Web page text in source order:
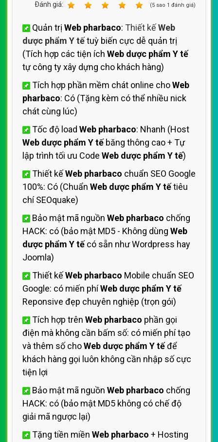
Ðánh giá:
(5 sao 1 đánh giá)
Quản trị Web pharbaco: Thiết kếWeb
dược phẩm Y tếtuỳ biến cực dễ quản trị
(Tích hợp các tiện ích Web dược phẩm Y tế
tự công ty xây dựng cho khách hàng)
Tích hợp phần mềm chát online choWeb
pharbaco: Có (Tặng kèm có thể nhiều nick
chát cùng lúc)
Tốc độ load Web pharbaco: Nhanh (Host
Web dược phẩm Y tếbăng thông cao + Tự
lập trình tối ưu Code Web dược phẩm Y tế)
Thiết kếWeb pharbaco chuẩn SEO Google
100%: Có (Chuẩn Web dược phẩm Y tếtiêu
chí SEOquake)
Bảo mật mã nguồn Web pharbaco chống
HACK: có (bảo mật MD5 - Không dùng Web
dược phẩm Y tếcó sẵn như Wordpress hay
Joomla)
Thiết kếWeb pharbaco Mobile chuẩn SEO
Google: có miến phíWeb dược phẩm Y tế
Reponsive đẹp chuyên nghiệp (trọn gói)
Tích hợp trên Web pharbaco phần gọi
điện mà không cần bấm số: có miến phí tạo
và thêm số choWeb dược phẩm Y tếđể
khách hàng gọi luôn không cần nhập số cực
tiện lợi
Bảo mật mã nguồn Web pharbaco chống
HACK: có (bảo mật MD5 không có chế độ
giải mã ngược lại)
Tặng tiền miền Web pharbaco + Hosting